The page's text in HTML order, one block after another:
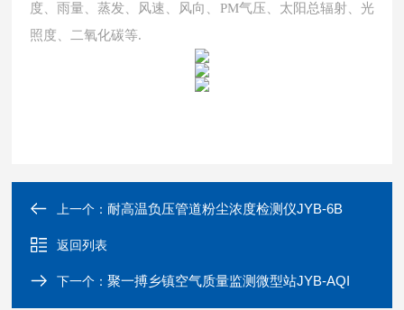
度、雨量、蒸发、风速、风向、 PM气压、太阳总辐射、光
照度、二氧化碳等.
上一个：耐高温负压管道粉尘浓度检测仪JYB-6B
返回列表
下一个：聚一搏乡镇空气质量监测微型站JYB-AQI